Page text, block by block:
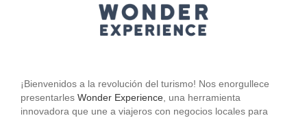
¡Bienvenidos a la revolución del turismo! Nos enorgullece
presentarles Wonder Experience , una herramienta
innovadora que une a viajeros con negocios locales para